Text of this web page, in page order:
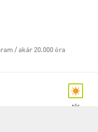
/ akár 20.000 óra